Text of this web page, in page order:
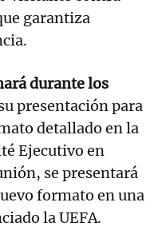
garantiza
durante los
presentación para
detallado en la
Ejecutivo en
se presentará
formato en una
la UEFA.